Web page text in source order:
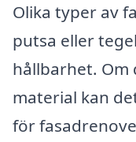
Olika typer av
putsa eller
hållbarhet.
material kan
för